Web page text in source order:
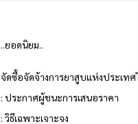
..ยอดนิยม..
จัดซื้อจัดจ้างการยาสูบแห่งประเทศ
: ประกาศผู้ชนะการเสนอราคา
: วิธีเฉพาะเจาะจง